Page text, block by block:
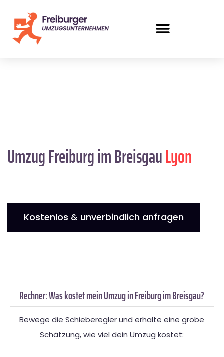
Umzug Freiburg im BreisgauLyon
Kostenlos & unverbindlich anfragen
Rechner: Was kostet mein Umzug in Freiburg im Breisgau?
Bewege die Schieberegler und erhalte eine grobe
Schätzung, wie viel dein Umzug kostet: